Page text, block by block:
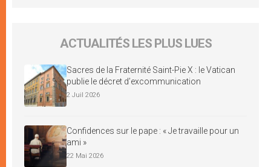
ACTUALITÉS LES PLUS LUES
Sacres de la Fraternité Saint-Pie X : le Vatican
publie le décret d’excommunication
2 Juil 2026
Confidences sur le pape : « Je travaille pour un
ami »
22 Mai 2026